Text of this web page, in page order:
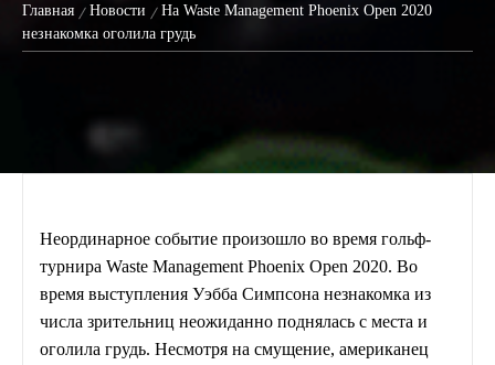
Главная Новости
На Waste Management Phoenix Open 2020
незнакомка оголила грудь
Неординарное событие произошло во время гольф-
турнира Waste Management Phoenix Open 2020. Во
время выступления Уэбба Симпсона незнакомка из
числа зрительниц неожиданно поднялась с места и
оголила грудь. Несмотря на смущение, американец